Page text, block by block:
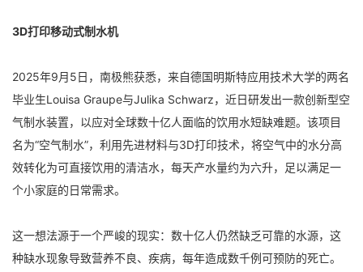
3D打印移动式制水机
2025年9月5日，南极熊获悉，来自德国明斯特应用技术大学的两名
毕业生Louisa Graupe与Julika Schwarz，近日研发出一款创新型空
气制水装置，以应对全球数十亿人面临的饮用水短缺难题。该项目
名为“空气制水”，利用先进材料与3D打印技术，将空气中的水分高
效转化为可直接饮用的清洁水，每天产水量约为六升，足以满足一
个小家庭的日常需求。
这一想法源于一个严峻的现实：数十亿人仍然缺乏可靠的水源，这
种缺水现象导致营养不良、疾病，每年造成数千例可预防的死亡。